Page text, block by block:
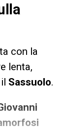
con la
lenta,
Sassuolo.